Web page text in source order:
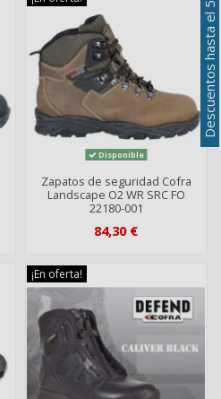
Disponible
Zapatos de seguridad Cofra
Landscape O2 WR SRC FO
22180-001
84,30 €
¡En oferta!
Descuentos hasta el 50%